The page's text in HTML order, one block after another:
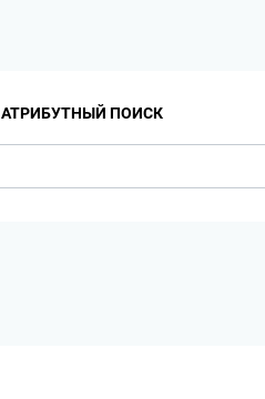
АТРИБУТНЫЙ ПОИСК